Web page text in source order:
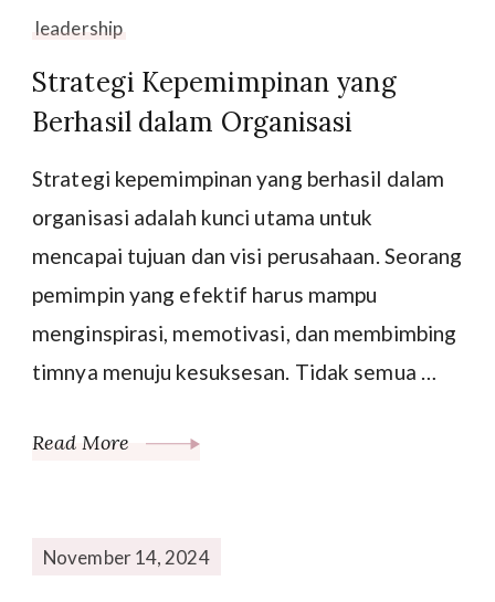
leadership
Strategi Kepemimpinan yang
Berhasil dalam Organisasi
Strategi kepemimpinan yang berhasil dalam
organisasi adalah kunci utama untuk
mencapai tujuan dan visi perusahaan. Seorang
pemimpin yang efektif harus mampu
menginspirasi, memotivasi, dan membimbing
timnya menuju kesuksesan. Tidak semua …
Read More
November 14, 2024